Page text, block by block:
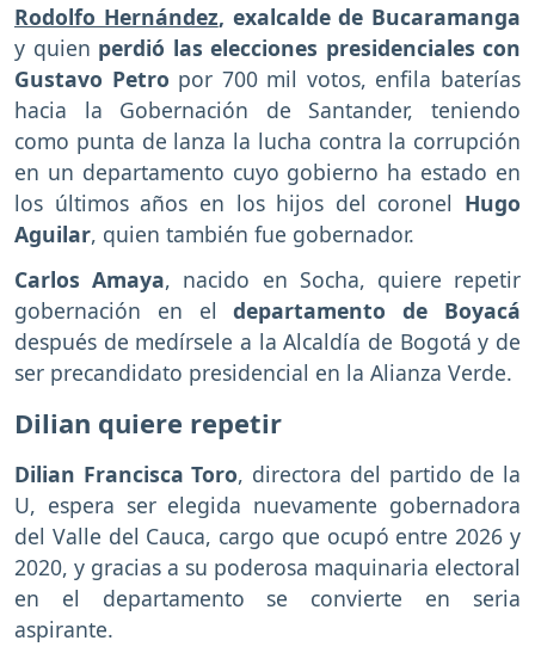
Rodolfo Hernández, exalcalde de Bucaramanga
y quien perdió las elecciones presidenciales con
Gustavo Petro por 700 mil votos, enfila baterías
hacia la Gobernación de Santander, teniendo
como punta de lanza la lucha contra la corrupción
en un departamento cuyo gobierno ha estado en
los últimos años en los hijos del coronel Hugo
Aguilar, quien también fue gobernador.
Carlos Amaya, nacido en Socha, quiere repetir
gobernación en eldepartamento de Boyacá
después de medírsele a la Alcaldía de Bogotá y de
ser precandidato presidencial en la Alianza Verde.
Dilian quiere repetir
Dilian Francisca Toro, directora del partido de la
U, espera ser elegida nuevamente gobernadora
del Valle del Cauca, cargo que ocupó entre 2026 y
2020, y gracias a su poderosa maquinaria electoral
en el departamento se convierte en seria
aspirante.